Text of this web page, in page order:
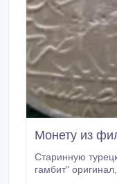
Монету из
Старинную
гамбит" оригинал, серебро, 4, 2см. (+78462595505